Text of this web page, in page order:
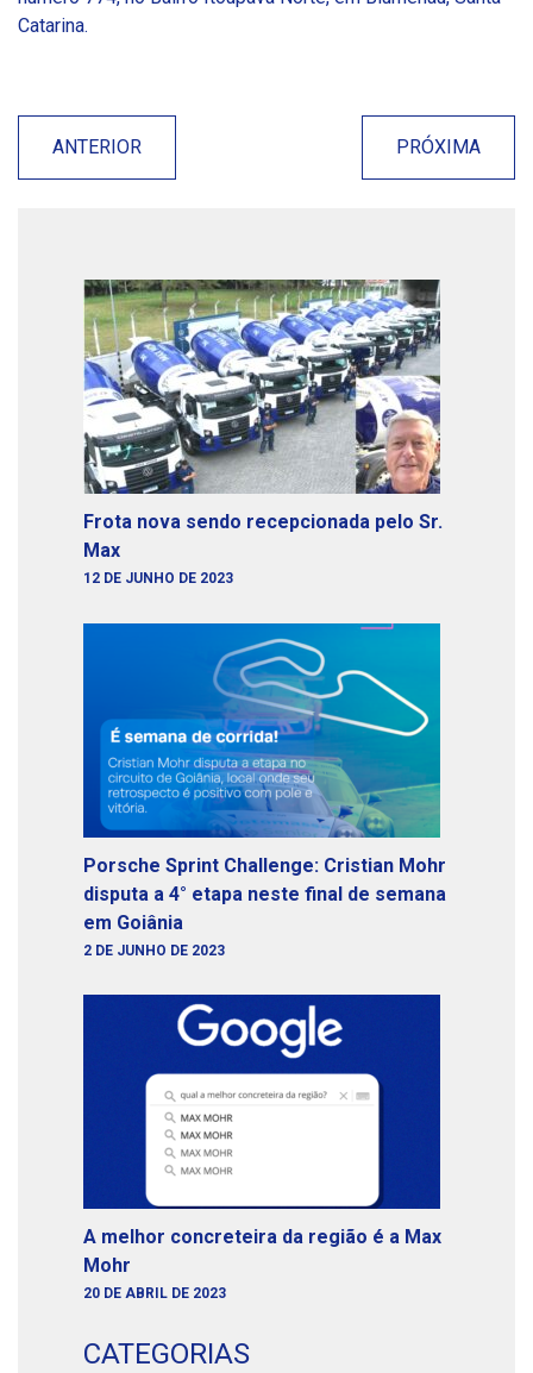
Catarina.
ANTERIOR PRÓXIMA
Frota nova sendo recepcionada pelo Sr.
Max
12 DE JUNHO DE 2023
Porsche Sprint Challenge: Cristian Mohr
disputa a 4° etapa neste final de semana
em Goiânia
2 DE JUNHO DE 2023
A melhor concreteira da região é a Max
Mohr
20 DE ABRIL DE 2023
CATEGORIAS